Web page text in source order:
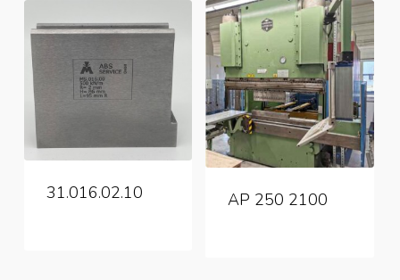
31.016.02.10 AP 250 2100